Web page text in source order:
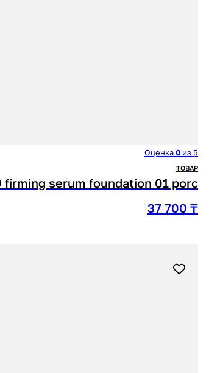
Оценка0 из 5
ТОВАР
firming serum foundation 01 porc
37 700 ₸